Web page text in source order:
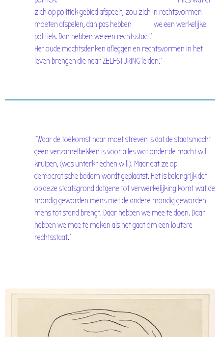
zich op politiek gebied afspeelt, zou zich in rechtsvormen
moeten afspelen, dan pas hebben we een werkelijke
politiek. Dan hebben we een rechtsstaat."
Het oude machtsdenken afleggen en rechtsvormen in het
leven brengen die naar ZELFSTURING leiden."
"Waar de toekomst naar moet streven is dat de staatsmacht
geen verzamelbekken is voor alles wat onder de macht wil
kruipen, (was unterkriechen will). Maar dat ze op
democratische bodem wordt geplaatst. Het is belangrijk dat
op deze staatsgrond datgene tot verwerkelijking komt wat de
mondig geworden mens met de andere mondig geworden
mens tot stand brengt. Daar hebben we mee te doen. Daar
hebben we mee te maken als het gaat om een loutere
rechtsstaat."